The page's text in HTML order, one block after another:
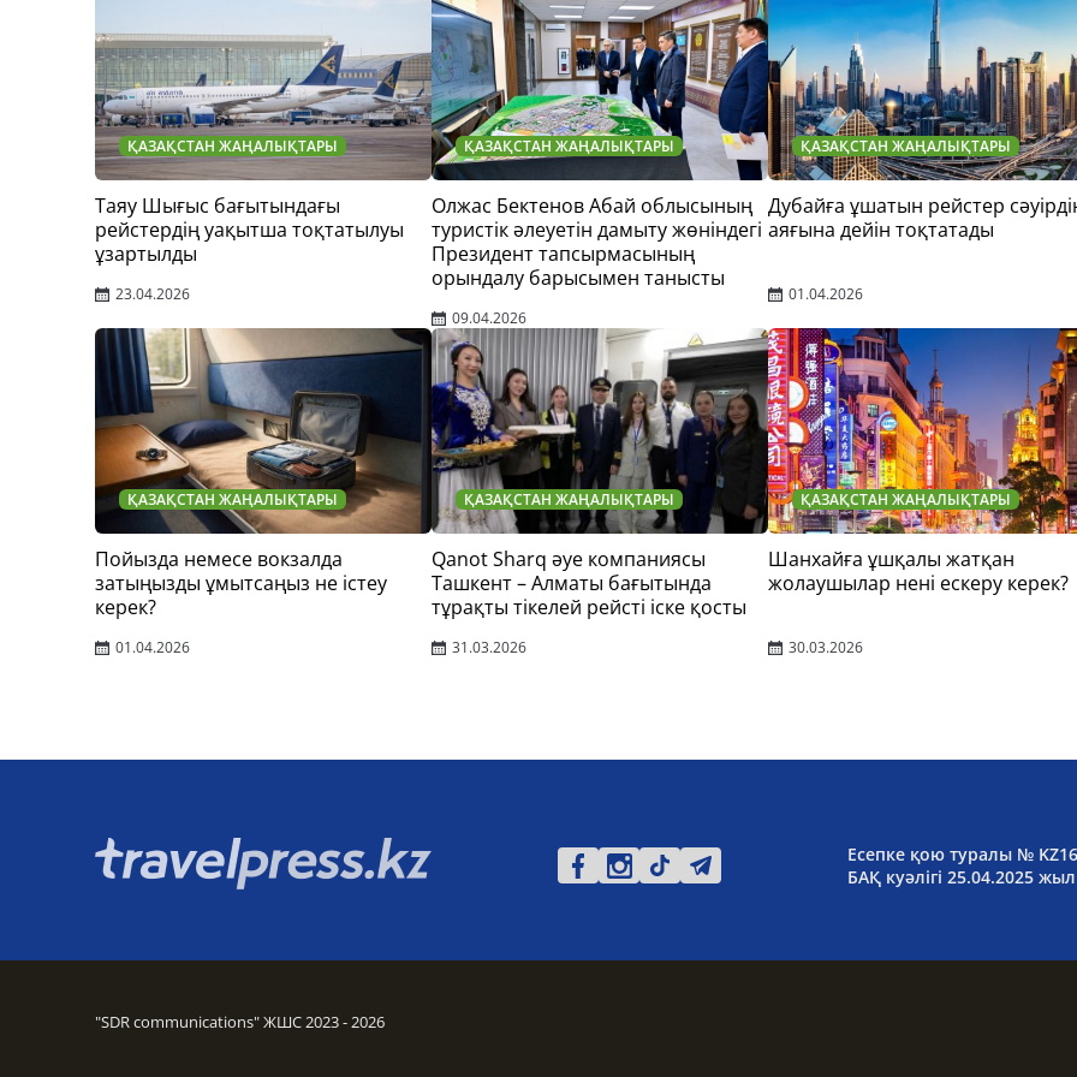
ҚАЗАҚСТАН ЖАҢАЛЫҚТАРЫ
Таяу Шығыс бағытындағы
рейстердің уақытша тоқтатылуы
ұзартылды
23.04.2026
ҚАЗАҚСТАН ЖАҢАЛЫҚТАРЫ
Олжас Бектенов Абай облысының
туристік әлеуетін дамыту жөніндегі
Президент тапсырмасының
орындалу барысымен танысты
09.04.2026
ҚАЗАҚСТАН ЖАҢАЛЫҚТАРЫ
Дубайға ұшатын рейстер
аяғына дейін тоқтатады
01.04.2026
ҚАЗАҚСТАН ЖАҢАЛЫҚТАРЫ
Пойызда немесе вокзалда
затыңызды ұмытсаңыз не істеу
керек?
01.04.2026
ҚАЗАҚСТАН ЖАҢАЛЫҚТАРЫ
Qanot Sharq әуе компаниясы
Ташкент – Алматы бағытында
тұрақты тікелей рейсті іске қосты
31.03.2026
ҚАЗАҚСТАН ЖАҢАЛЫҚТАРЫ
Шанхайға ұшқалы жатқан
жолаушылар нені ескеру керек?
30.03.2026
Есепке қою туралы №
БАҚ куәлігі 25.04.2025
"SDR communications" ЖШС 2023 - 2026